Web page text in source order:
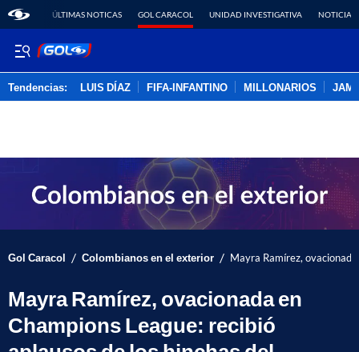
ÚLTIMAS NOTICAS GOL CARACOL UNIDAD INVESTIGATIVA NOTICIAS
Tendencias: LUIS DÍAZ FIFA-INFANTINO MILLONARIOS
Gol Caracol / Colombianos en el exterior / Mayra Ramírez,
Mayra Ramírez, ovacionada en
Champions League: recibió